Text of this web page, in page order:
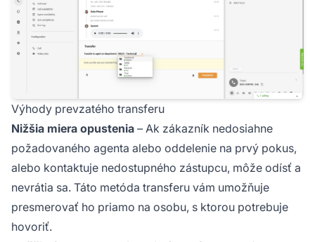
Výhody prevzatého transferu
Nižšia miera opustenia – Ak zákazník nedosiahne
požadovaného agenta alebo oddelenie na prvý pokus,
alebo kontaktuje nedostupného zástupcu, môže odísť a
nevrátia sa. Táto metóda transferu vám umožňuje
presmerovať ho priamo na osobu, s ktorou potrebuje
hovoriť.